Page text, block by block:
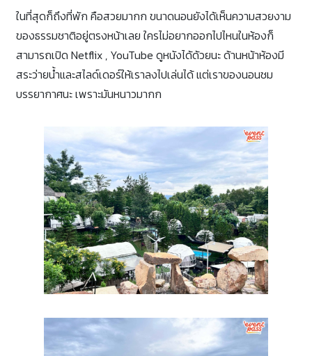
ในที่สุดก็ถึงที่พัก คือสวยมากก ขนาดนอนยังได้เห็นความสวยงาม
ของธรรมชาติอยู่ตรงหน้าเลย ใครไม่อยากออกไปไหนในห้องก็
สามารถเปิด Netflix , YouTube ดูหนังได้ด้วยนะ ด้านหน้าห้องมี
สระว่ายน้ำและสไลด์เดอร์ให้เราลงไปเล่นได้ แต่เราของนอนชม
บรรยากาศนะ เพราะมันหนาวมากก